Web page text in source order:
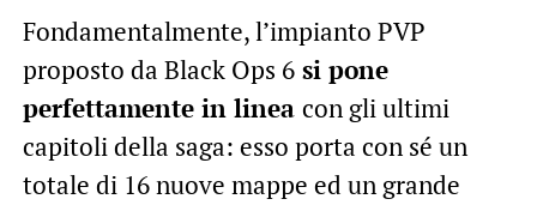
Fondamentalmente, l’impianto PVP
proposto da Black Ops 6si pone
perfettamente in linea con gli ultimi
capitoli della saga: esso porta con sé un
totale di 16 nuove mappe ed un grande